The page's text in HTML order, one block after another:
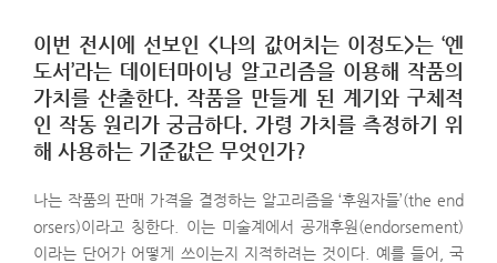
이번 전시에 선보인 <나의 값어치는 이정도>는 ‘엔
도서’라는 데이터마이닝 알고리즘을 이용해 작품의
가치를 산출한다. 작품을 만들게 된 계기와 구체적
인 작동 원리가 궁금하다. 가령 가치를 측정하기 위
해 사용하는 기준값은 무엇인가?
나는 작품의 판매 가격을 결정하는 알고리즘을 ‘후원자들’(the end
orsers)이라고 칭한다. 이는 미술계에서 공개후원(endorsement)
이라는 단어가 어떻게 쓰이는지 지적하려는 것이다. 예를 들어, 국